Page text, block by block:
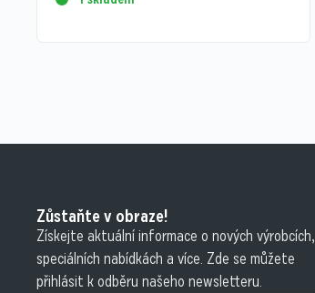
Zůstaňte v obraze!
Získejte aktuální informace o nových výrobcích,
speciálních nabídkách a více. Zde se můžete
přihlásit k odběru našeho newsletteru.